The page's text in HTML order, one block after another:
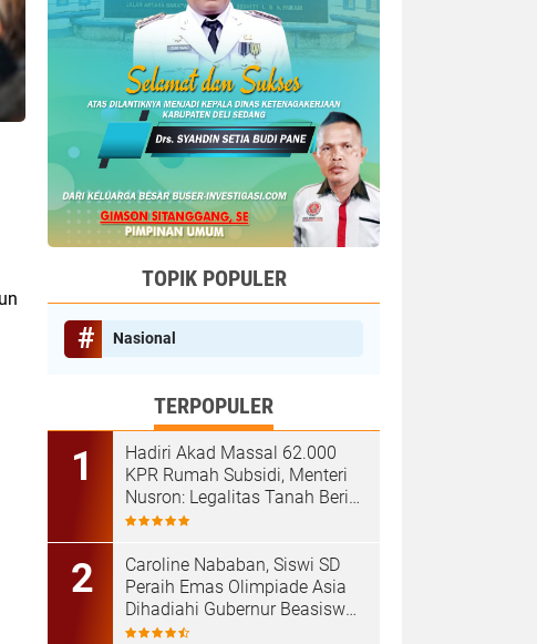
TOPIK POPULER
Nasional
TERPOPULER
Hadiri Akad Massal 62.000
KPR Rumah Subsidi, Menteri
Nusron: Legalitas Tanah Beri
Kepastian bagi Masyarakat
Caroline Nababan, Siswi SD
Peraih Emas Olimpiade Asia
Dihadiahi Gubernur Beasiswa
Hingga Rumah